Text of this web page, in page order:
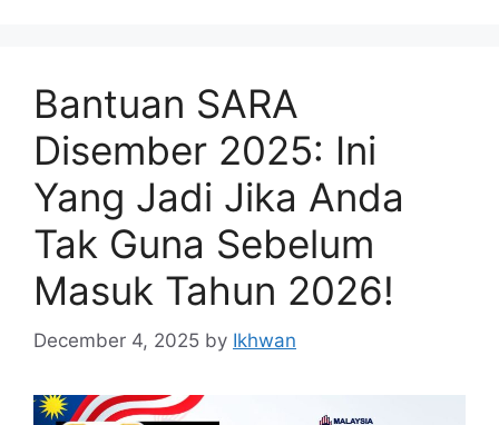
Bantuan SARA
Disember 2025: Ini
Yang Jadi Jika Anda
Tak Guna Sebelum
Masuk Tahun 2026!
December 4, 2025 by Ikhwan